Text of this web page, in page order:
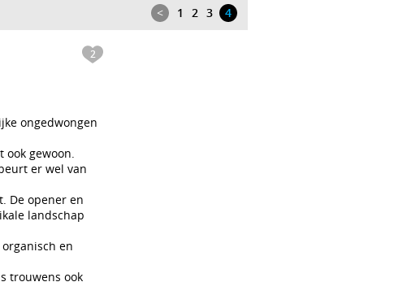
< 1 2 3 4
2
ongedwongen
ook gewoon.
er wel van
De opener en
landschap
en
trouwens ook